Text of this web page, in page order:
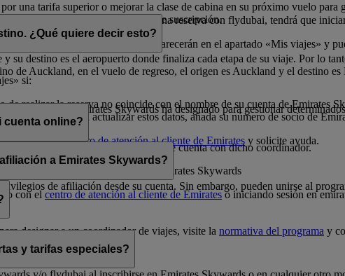
una tarifa superior o mejorar la clase de cabina en su próximo vuelo
millas de nivel durante el período de suscripción.
con Emirates. Si dispone de una reserva con flydubai, tendrá que
con millas Skywards) también aparecerán en el apartado «Mis viajes» y
si:
de realizar la reserva no coincide con el nombre de su cuenta de
a la reserva. Para actualizar estos datos, añada su número de socio de
llame a uncentro de atención al cliente de Emirates y solicite ayuda.
¿Qué quiere decir esto?
y su destino es el aeropuerto donde finaliza cada etapa de su viaje. Por lo
de Auckland, en el vuelo de regreso, el origen es Auckland y el destino es
un socio de Emirates Skywards ha designado para gestionar
con la afiliación del socio a Emirates Skywards
con el centro de atención al cliente de Emirateso iniciando sesión en
designar a un coordinador de viajes, visite la normativa del programa y
cuenta online?
que comparta sus credenciales de cuenta con dicho coordinador.
a Emirates Skywards?
de afiliación desde su cuenta. Sin embargo, pueden unirse al
y tarifas especiales?